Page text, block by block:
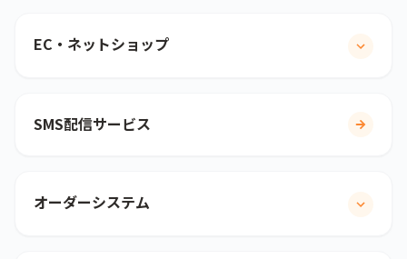
EC・ネットショップ
SMS配信サービス
オーダーシステム